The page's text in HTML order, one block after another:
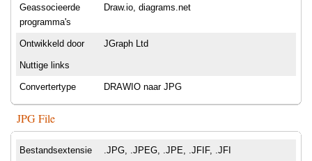
Geassocieerde
programma's
Draw.io, diagrams.net
Ontwikkeld door JGraph Ltd
Nuttige links
Convertertype DRAWIO naar JPG
JPG File
Bestandsextensie .JPG, .JPEG, .JPE, .JFIF, .JFI